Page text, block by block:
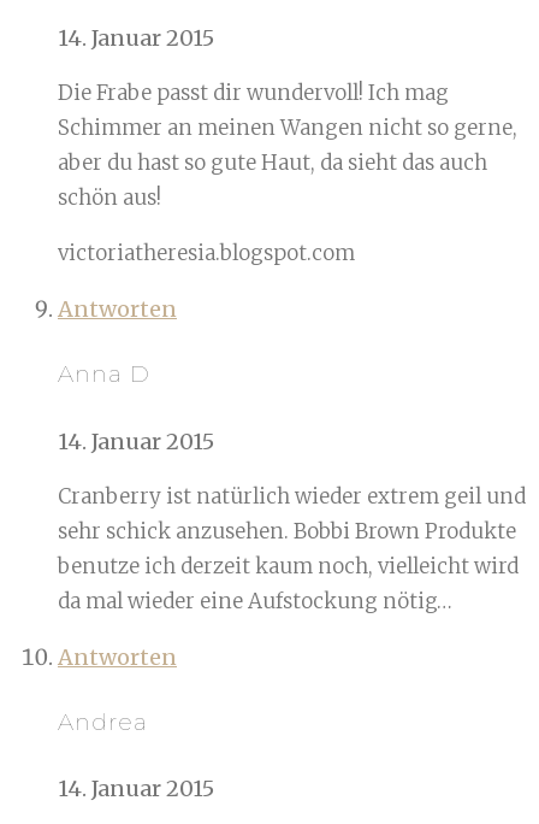
14. Januar 2015
Die Frabe passt dir wundervoll! Ich mag
Schimmer an meinen Wangen nicht so gerne,
aber du hast so gute Haut, da sieht das auch
schön aus!
victoriatheresia.blogspot.com
Antworten
Anna D
14. Januar 2015
Cranberry ist natürlich wieder extrem geil und
sehr schick anzusehen. Bobbi Brown Produkte
benutze ich derzeit kaum noch, vielleicht wird
da mal wieder eine Aufstockung nötig…
Antworten
Andrea
14. Januar 2015